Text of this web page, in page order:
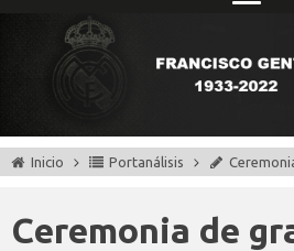
Inicio Portanálisis
Ceremonia de